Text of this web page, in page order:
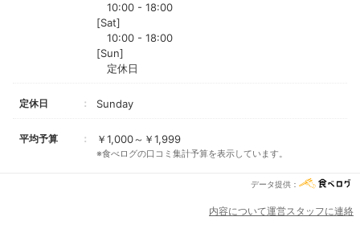
10:00 - 18:00
[Sat]
10:00 - 18:00
[Sun]
定休日
定休日 Sunday
平均予算 ￥1,000～￥1,999
※食べログの口コミ集計予算を表示しています。
データ提供：
内容について運営スタッフに連絡